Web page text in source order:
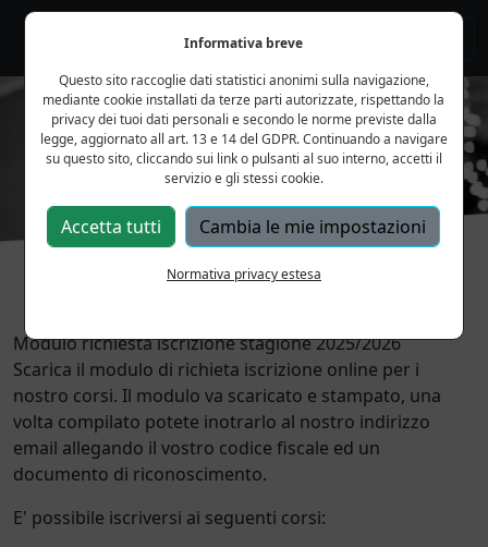
Informativa breve
Questo sito raccoglie dati statistici anonimi sulla navigazione,
mediante cookie installati da terze parti autorizzate, rispettando la
privacy dei tuoi dati personali e secondo le norme previste dalla
legge, aggiornato all art. 13 e 14 del GDPR. Continuando a navigare
su questo sito, cliccando sui link o pulsanti al suo interno, accetti il
servizio e gli stessi cookie.
Accetta tutti Cambia le mie impostazioni
Normativa privacy estesa
Previous Next
Modulo richiesta iscrizione stagione 2025/2026
Scarica il modulo di richieta iscrizione online per i
nostro corsi. Il modulo va scaricato e stampato, una
volta compilato potete inotrarlo al nostro indirizzo
email allegando il vostro codice fiscale ed un
documento di riconoscimento.
E' possibile iscriversi ai seguenti corsi: